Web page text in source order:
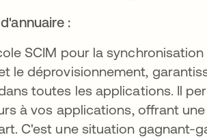
:
SCIM pour la
le déprovisionnement,
toutes les applications. Il
à vos applications, offrant
C'est une situation gagnant-